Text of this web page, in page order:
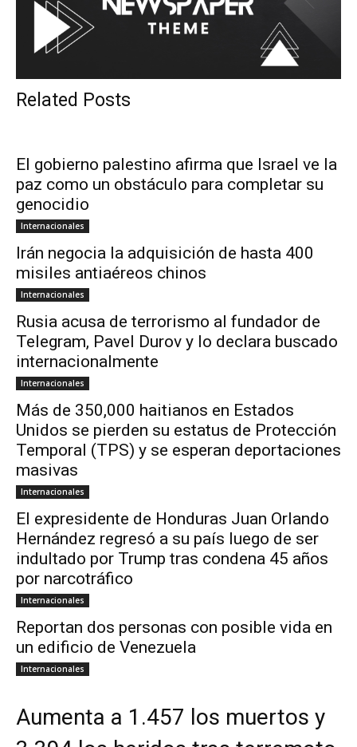
Related Posts
El gobierno palestino afirma que Israel ve la
paz como un obstáculo para completar su
genocidio
Internacionales
Irán negocia la adquisición de hasta 400
misiles antiaéreos chinos
Internacionales
Rusia acusa de terrorismo al fundador de
Telegram, Pavel Durov y lo declara buscado
internacionalmente
Internacionales
Más de 350,000 haitianos en Estados
Unidos se pierden su estatus de Protección
Temporal (TPS) y se esperan deportaciones
masivas
Internacionales
El expresidente de Honduras Juan Orlando
Hernández regresó a su país luego de ser
indultado por Trump tras condena 45 años
por narcotráfico
Internacionales
Reportan dos personas con posible vida en
un edificio de Venezuela
Internacionales
Aumenta a 1.457 los muertos y